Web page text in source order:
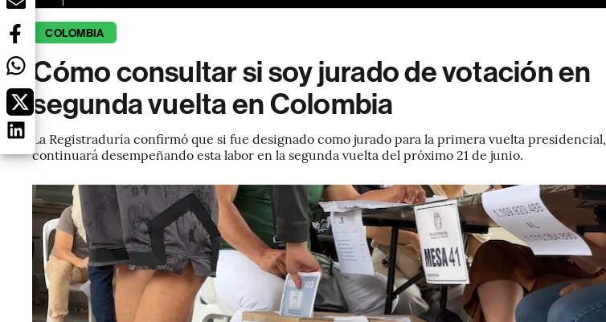
COLOMBIA
Cómo consultar si soy jurado de votación en
segunda vuelta en Colombia
La Registraduría confirmó que si fue designado como jurado para la primera vuelta presidencial,
continuará desempeñando esta labor en la segunda vuelta del próximo 21 de junio.